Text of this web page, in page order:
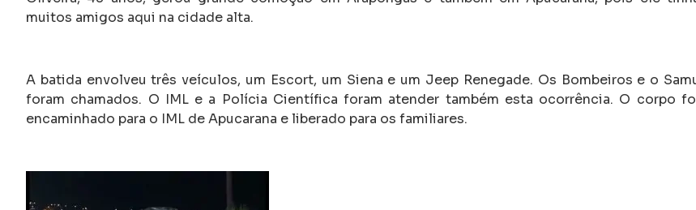
muitos amigos aqui na cidade alta.
A batida envolveu três veículos, um Escort, um Siena e um Jeep Renegade. Os Bombeiros e o
foram chamados. O IML e a Polícia Científica foram atender também esta ocorrência. O corpo
encaminhado para o IML de Apucarana e liberado para os familiares.